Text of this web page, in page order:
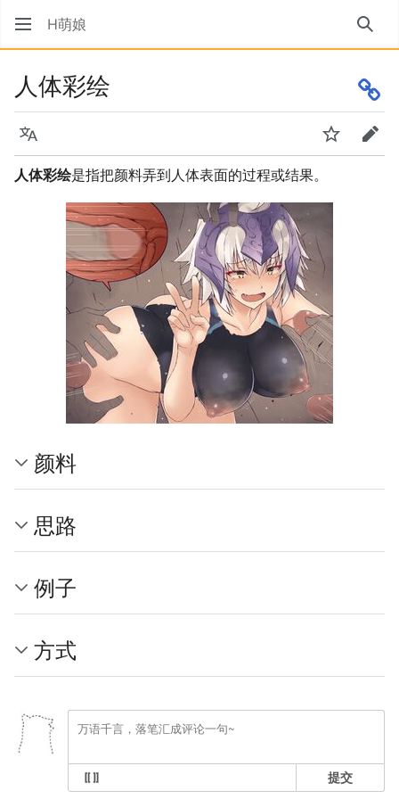
H萌娘 搜索
人体彩绘
语言 监视
编辑
人体彩绘是指把颜料弄到人体表面的过程或结果。
颜料
思路
例子
方式
提交